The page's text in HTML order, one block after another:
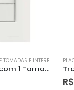
PLACAS E SUPORTES DE TOMADAS E INTERRUPTORES
Tramontina Cj Inter.paralelo 10a Lux2 – 57145002
R$